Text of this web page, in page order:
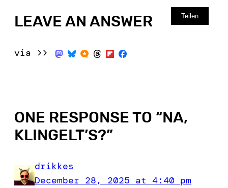
Teilen
LEAVE AN ANSWER
via >>
ONE RESPONSE TO “NA,
KLINGELT’S?”
drikkes
December 28, 2025 at 4:40 pm